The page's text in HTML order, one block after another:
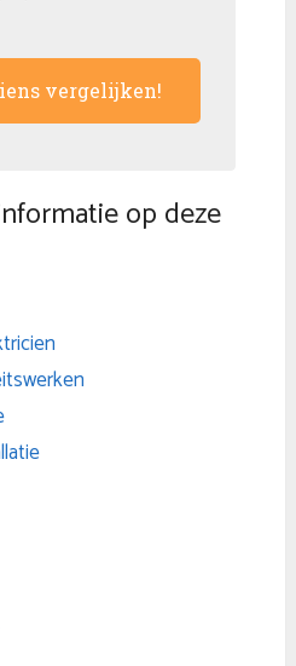
vergelijken!
op deze